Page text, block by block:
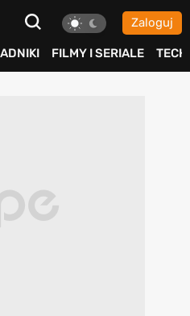
Zaloguj
FILMY I SERIALE TECH